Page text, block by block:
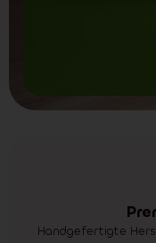
Handgefertigte